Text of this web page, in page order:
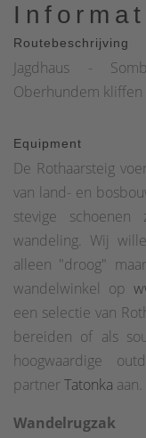
Routebeschrijving
Jagdhaus -
Oberhundem
Equipment
De Rothaarsteig
van land- en
stevige
wandeling. Wij
alleen "droog"
wandelwinkel op
een selectie van
bereiden of als
hoogwaardige
partnerTatonka aan.
Wandelrugzak